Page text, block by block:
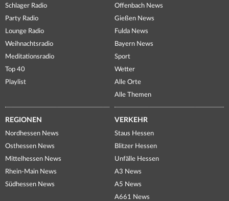
Schlager Radio
Party Radio
Lounge Radio
Weihnachtsradio
Meditationsradio
Top 40
Playlist
Offenbach News
Gießen News
Fulda News
Bayern News
Sport
Wetter
Alle Orte
Alle Themen
REGIONEN
Nordhessen News
Osthessen News
Mittelhessen News
Rhein-Main News
Südhessen News
VERKEHR
Staus Hessen
Blitzer Hessen
Unfälle Hessen
A3 News
A5 News
A661 News